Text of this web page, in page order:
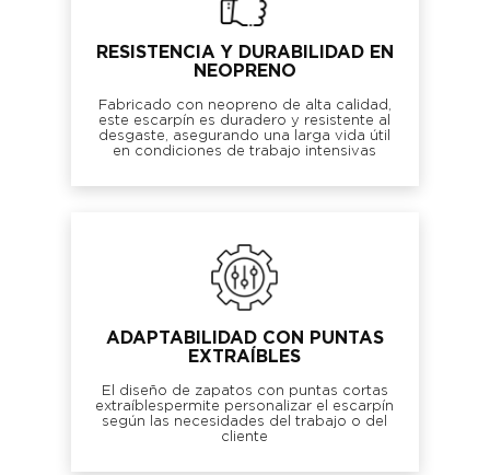
RESISTENCIA Y DURABILIDAD EN
NEOPRENO
Fabricado con neopreno de alta calidad,
este escarpín es duradero y resistente al
desgaste, asegurando una larga vida útil
en condiciones de trabajo intensivas
ADAPTABILIDAD CON PUNTAS
EXTRAÍBLES
El diseño de zapatos con puntas cortas
extraíblespermite personalizar el escarpín
según las necesidades del trabajo o del
cliente